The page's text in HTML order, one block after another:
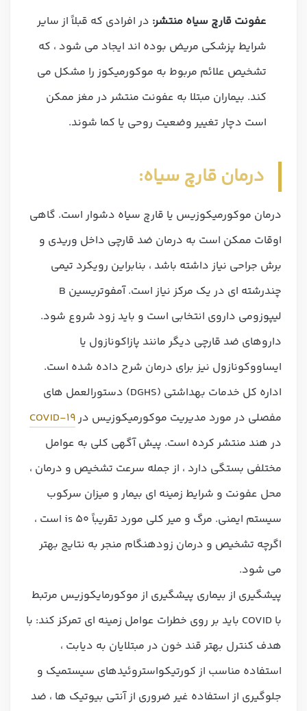
عفونت قارچ سیاه منتشر: در افرادی که قبلاً از سایر
شرایط پزشکی مریض بوده اند ایجاد می شود ، که
تشخیص علائم مربوط به موکورمیکوز را مشکل می
کند. بیماران مبتلا به عفونت منتشر در مغز ممکن
است دچار تغییر وضعیت روحی یا کما شوند.
درمان قارچ سیاه:
درمان موکورمیکوزیس یا قارچ سیاه دشوار است. گاهی
اوقات ممکن است به درمان ضد قارچی داخل وریدی و
برش جراحی نیاز داشته باشد ، بنابراین رویکرد تیمی
چندرشته ای در یک مرکز نیاز است. آمفوتریسین B
لیپوزومی داروی انتخابی است و باید زود شروع شود.
داروهای ضد قارچی دیگر مانند پازاکونازول یا
ایساووکونازول نیز برای درمان شرح داده شده است.
اداره کل خدمات بهداشتی (DGHS) دستورالعمل های
مفصلی در مورد مدیریت موکورمیکوزیس درCOVID-19
در هند منتشر کرده است. پیش آگهی کلی به عوامل
مختلفی بستگی دارد ، از جمله سرعت تشخیص و درمان ،
محل عفونت و شرایط زمینه ای بیمار و میزان سرکوب
سیستم ایمنی. مرگ و میر کلی مورد تقریباً 50 is است ،
اگرچه تشخیص و درمان زودهنگام منجر به نتایج بهتر
می شود.
پیشگیری از بیماری پیشگیری از موکورمایکوزیس مرتبط
با COVID باید بر روی خطرات عوامل زمینه ای تمرکز کند: با
هدف کنترل بهتر قند خون در مبتلایان به دیابت ،
استفاده مناسب از کورتیکواستروئیدهای سیستمیک و
جلوگیری از استفاده غیر ضروری از آنتی بیوتیک ها ، ضد